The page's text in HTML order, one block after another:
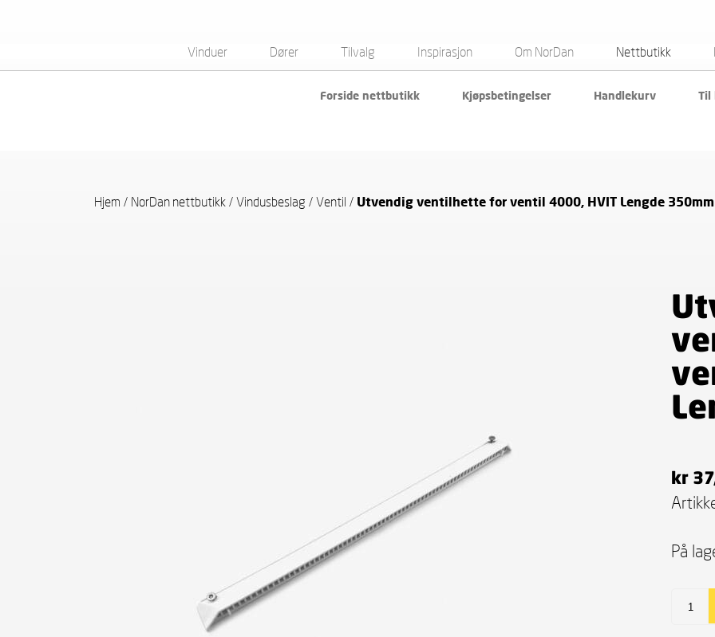
Vinduer Dører Tilvalg Inspirasjon Om NorDan Nettbutikk
Forside nettbutikk Kjøpsbetingelser Handlekurv Til
Hjem / NorDan nettbutikk / Vindusbeslag / Ventil /Utvendig ventilhette for ventil 4000, HVIT Lengde 350mm
kr
På